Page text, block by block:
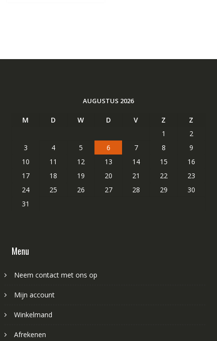
AUGUSTUS 2026
M D W D V Z
Z
1
2
3
4 5 6 7 8
9
10
11 12 13 14 15
16
17
18 19 20 21 22
23
24
25 26 27 28 29
30
31
Menu
Neem contact met ons op
Mijn account
Winkelmand
Afrekenen